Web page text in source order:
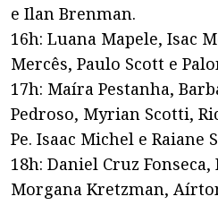
e Ilan Brenman.
16h: Luana Mapele, Isac
Mercês, Paulo Scott e
17h: Maíra Pestanha,
Pedroso, Myrian Scotti,
Pe. Isaac Michel e Raiane
18h: Daniel Cruz
Morgana Kretzman,